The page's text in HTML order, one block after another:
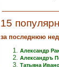
15
за последнюю
Александр
Александръ
Татьяна